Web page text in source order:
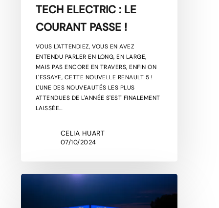
TECH ELECTRIC : LE
COURANT PASSE !
VOUS L'ATTENDIEZ, VOUS EN AVEZ
ENTENDU PARLER EN LONG, EN LARGE,
MAIS PAS ENCORE EN TRAVERS, ENFIN ON
L'ESSAYE, CETTE NOUVELLE RENAULT 5 !
L'UNE DES NOUVEAUTÉS LES PLUS
ATTENDUES DE L'ANNÉE S'EST FINALEMENT
LAISSÉE…
CELIA HUART
07/10/2024
RÉTROSPECTIVE